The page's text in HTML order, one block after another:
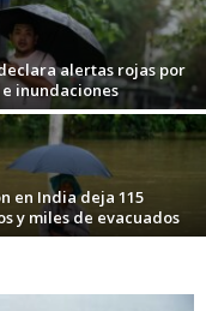
alertas rojas por
inundaciones
en India deja 115
y miles de evacuados